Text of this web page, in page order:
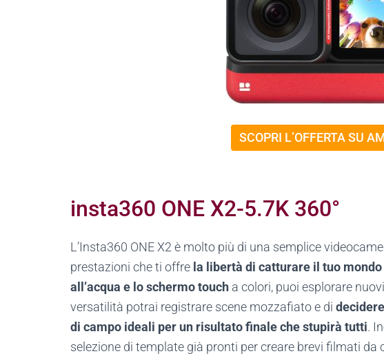
SCOPRI L’OFFERTA SU
insta360 ONE X2-5.7K 360°
L’Insta360 ONE X2 è molto più di una semplice
prestazioni che ti offre la libertà di catturare il tuo
all’acqua e lo schermo touch a colori, puoi esplorare
versatilità potrai registrare scene mozzafiato e di
di campo ideali per un risultato finale che stupirà tutti.
selezione di template già pronti per creare brevi filmati da